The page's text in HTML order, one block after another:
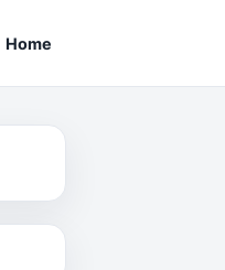
Home